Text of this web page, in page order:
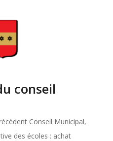
conseil
Conseil Municipal,
des écoles : achat